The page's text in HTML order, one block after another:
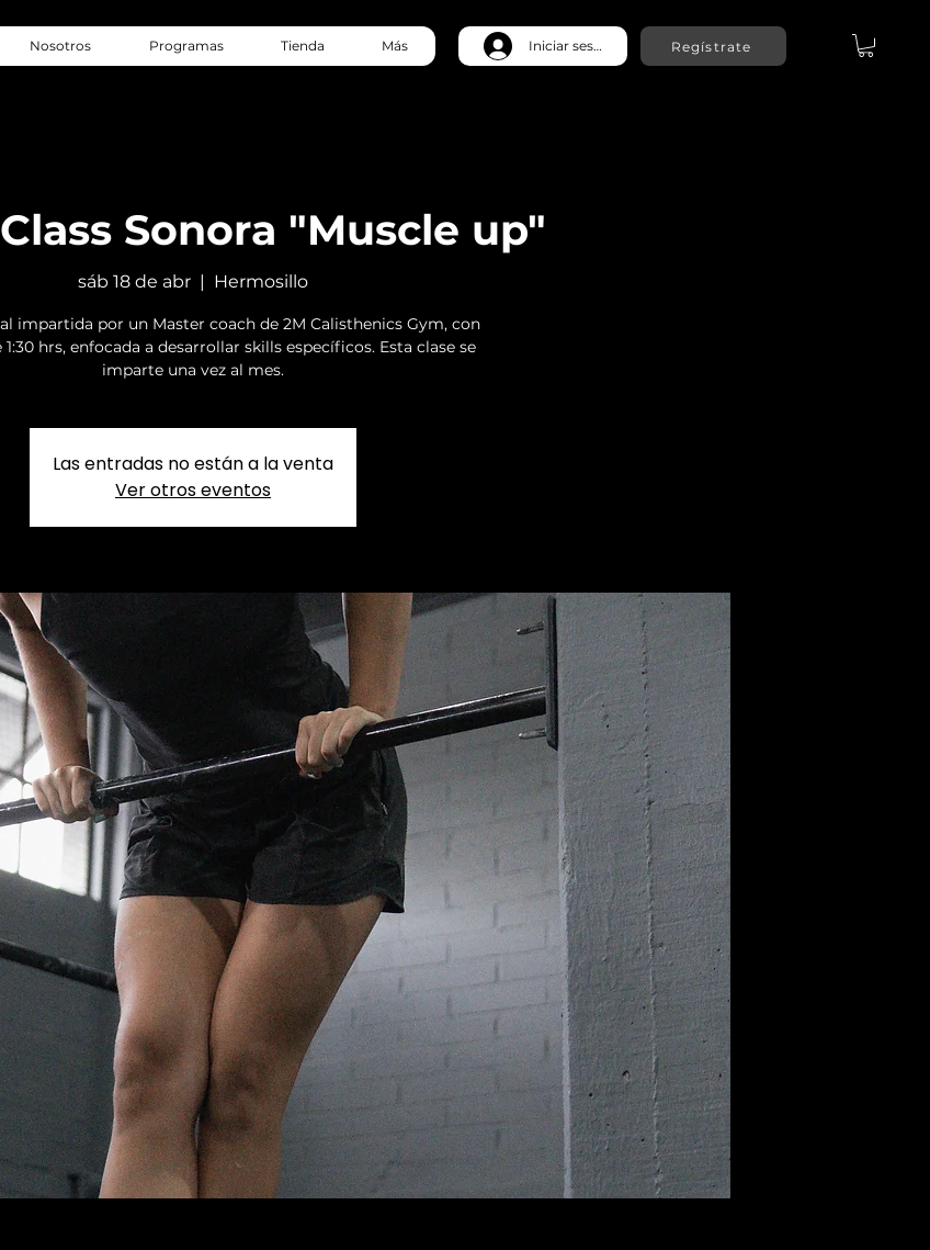
Nosotros Programas Tienda Más Iniciar sesión Regístrate
Sonora "Muscle up"
sáb 18 de abr
  |
Hermosillo
impartida por un Master coach de 2M Calisthenics Gym, con
hrs, enfocada a desarrollar skills específicos. Esta clase se
imparte una vez al mes.
Las entradas no están a la venta
Ver otros eventos